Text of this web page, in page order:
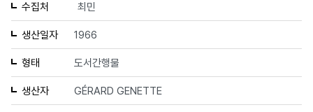
수집처 최민
생산일자 1966
형태 도서간행물
생산자 GÉRARD GENETTE